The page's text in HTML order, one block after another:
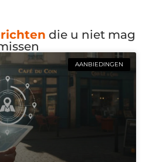
die u niet mag
AANBIEDINGEN